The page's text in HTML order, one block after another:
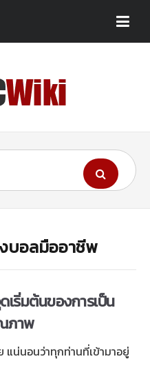
บอลมืออาชีพ
ริ่มต้นของการเป็น
ภาพ
น่นอนว่าทุกท่านที่เข้ามาอยู่